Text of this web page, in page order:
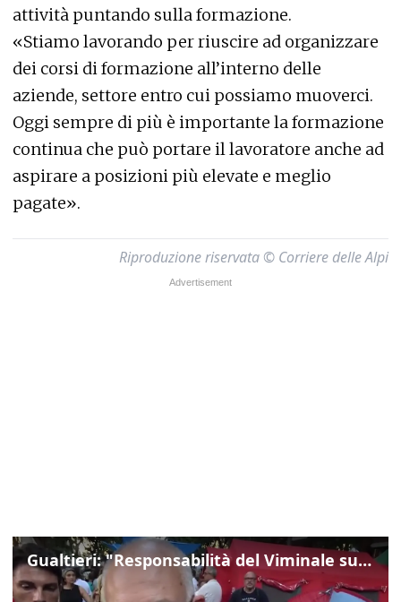
attività puntando sulla formazione.
«Stiamo lavorando per riuscire ad organizzare
dei corsi di formazione all’interno delle
aziende, settore entro cui possiamo muoverci.
Oggi sempre di più è importante la formazione
continua che può portare il lavoratore anche ad
aspirare a posizioni più elevate e meglio
pagate».
Riproduzione riservata © Corriere delle Alpi
Gualtieri: "Responsabilità del Viminale su Spin Time? La posizione dei partiti è nota"